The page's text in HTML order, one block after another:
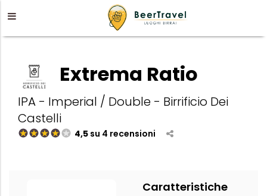
Extrema Ratio
IPA - Imperial / Double - Birrificio Dei
Castelli
4,5 su 4 recensioni
Caratteristiche